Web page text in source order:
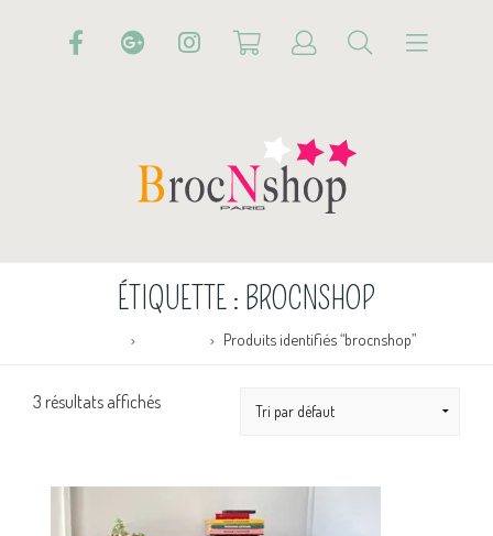
ÉTIQUETTE : BROCNSHOP
Produits identifiés “brocnshop”
3 résultats affichés